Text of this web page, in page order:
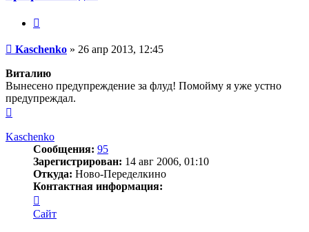
Сообщение
Kaschenko » 26 апр 2013, 12:45
Виталию
Вынесено предупреждение за флуд! Помойму я уже устно
предупреждал.
началу
Kaschenko
Сообщения: 95
Зарегистрирован: 14 авг 2006, 01:10
Откуда: Ново-Переделкино
Контактная информация:
информация
пользователя
Сайт